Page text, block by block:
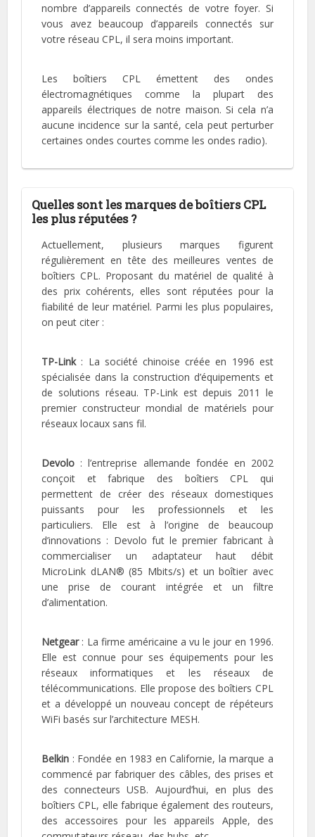
nombre d’appareils connectés de votre foyer. Si
vous avez beaucoup d’appareils connectés sur
votre réseau CPL, il sera moins important.
Les boîtiers CPL émettent des ondes
électromagnétiques comme la plupart des
appareils électriques de notre maison. Si cela n’a
aucune incidence sur la santé, cela peut perturber
certaines ondes courtes comme les ondes radio).
Quelles sont les marques de boîtiers CPL
les plus réputées ?
Actuellement, plusieurs marques figurent
régulièrement en tête des meilleures ventes de
boîtiers CPL. Proposant du matériel de qualité à
des prix cohérents, elles sont réputées pour la
fiabilité de leur matériel. Parmi les plus populaires,
on peut citer :
TP-Link: La société chinoise créée en 1996 est
spécialisée dans la construction d’équipements et
de solutions réseau. TP-Link est depuis 2011 le
premier constructeur mondial de matériels pour
réseaux locaux sans fil.
Devolo : l’entreprise allemande fondée en 2002
conçoit et fabrique des boîtiers CPL qui
permettent de créer des réseaux domestiques
puissants pour les professionnels et les
particuliers. Elle est à l’origine de beaucoup
d’innovations : Devolo fut le premier fabricant à
commercialiser un adaptateur haut débit
MicroLink dLAN® (85 Mbits/s) et un boîtier avec
une prise de courant intégrée et un filtre
d’alimentation.
Netgear: La firme américaine a vu le jour en 1996.
Elle est connue pour ses équipements pour les
réseaux informatiques et les réseaux de
télécommunications. Elle propose des boîtiers CPL
et a développé un nouveau concept de répéteurs
WiFi basés sur l’architecture MESH.
Belkin : Fondée en 1983 en Californie, la marque a
commencé par fabriquer des câbles, des prises et
des connecteurs USB. Aujourd’hui, en plus des
boîtiers CPL, elle fabrique également des routeurs,
des accessoires pour les appareils Apple, des